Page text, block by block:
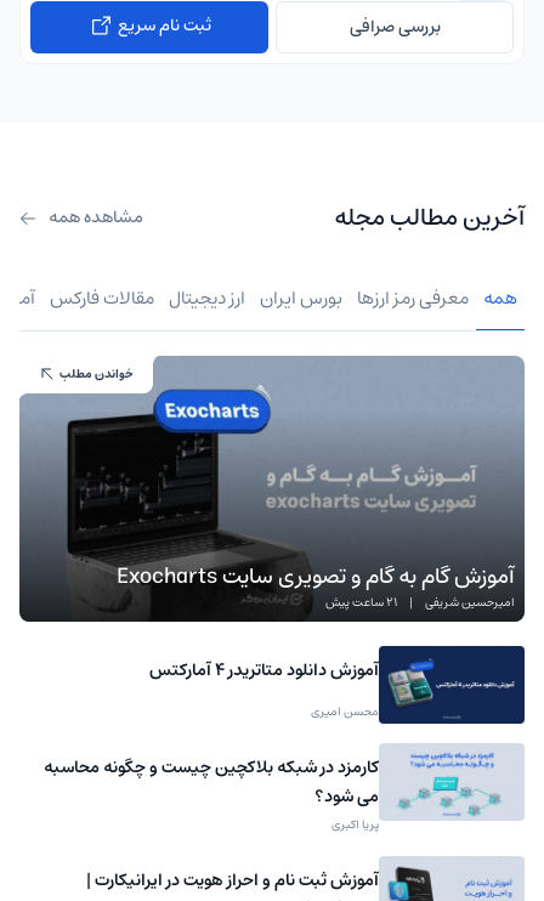
بررسی صرافی
ثبت نام سریع
آخرین مطالب مجله مشاهده همه
همه معرفی رمز ارزها بورس ایران ارز دیجیتال مقالات فارکس
آموزش گام به گام و تصویری سایت Exocharts
امیرحسین شریفی | 21 ساعت پیش
خواندن مطلب
آموزش دانلود متاتریدر 4 آمارکتس
محسن امیری
کارمزد در شبکه بلاکچین چیست و چگونه محاسبه
می شود؟
پریا اکبری
آموزش ثبت نام و احراز هویت در ایرانیکارت |